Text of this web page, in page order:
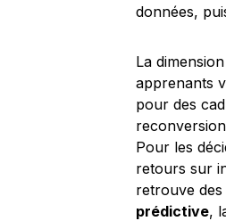
données,
La
apprenants
pour des
Pour les
retours sur
retrouve
prédictive,